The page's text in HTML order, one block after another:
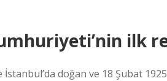
ilk
İstanbul’da doğan ve 18 Şubat